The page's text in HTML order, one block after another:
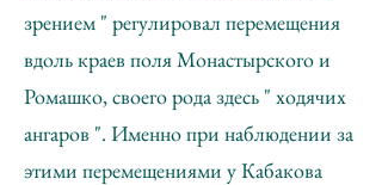
зрением " регулировал перемещения
вдоль краев поля Монастырского и
Ромашко, своего рода здесь " ходячих
ангаров ". Именно при наблюдении за
этими перемещениями у Кабакова